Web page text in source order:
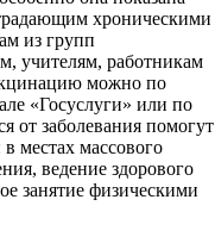
хроническими
из групп
учителям, работникам
можно по
«Госуслуги» или по
от заболевания помогут
местах массового
ведение здорового
занятие физическими